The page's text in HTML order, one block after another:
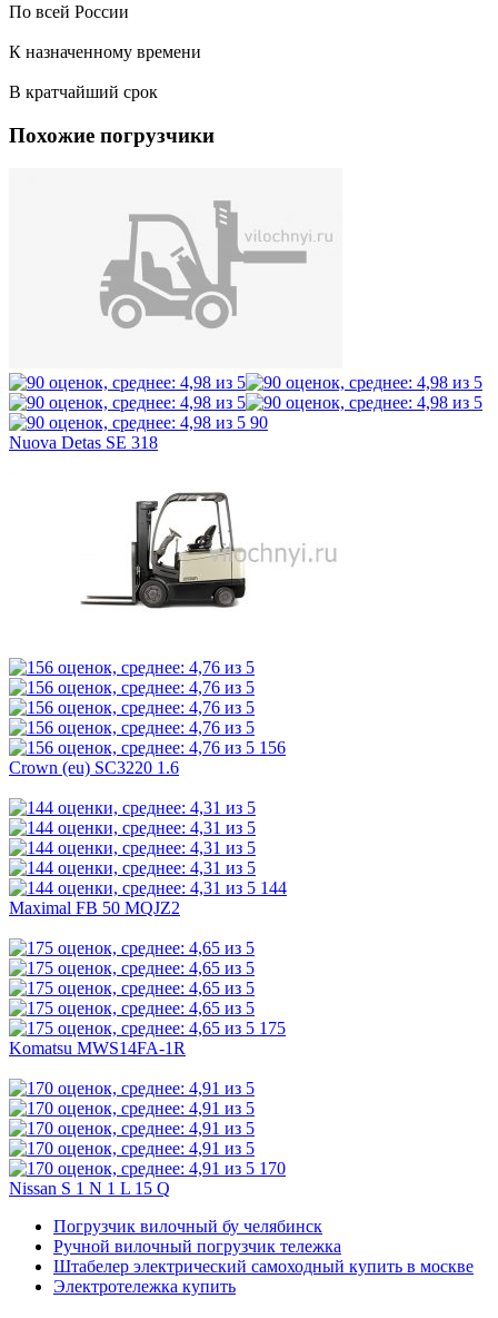
По всей России
К назначенному времени
В кратчайший срок
Похожие погрузчики
90
Nuova Detas SE 318
156
Crown (eu) SC3220 1.6
144
Maximal FB 50 MQJZ2
175
Komatsu MWS14FA-1R
170
Nissan S 1 N 1 L 15 Q
Погрузчик вилочный бу челябинск
Ручной вилочный погрузчик тележка
Штабелер электрический самоходный купить в москве
Электротележка купить